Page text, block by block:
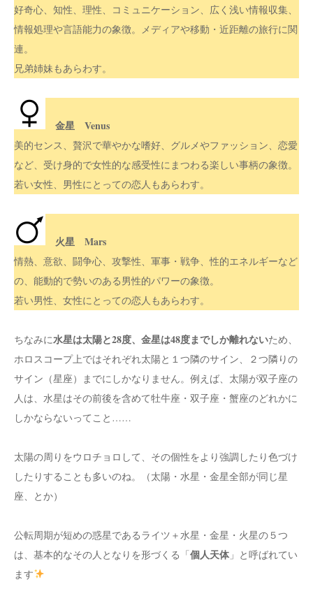
好奇心、知性、理性、コミュニケーション、広く浅い情報収集、
情報処理や言語能力の象徴。メディアや移動・近距離の旅行に関
連。
兄弟姉妹もあらわす。
金星 Venus
美的センス、贅沢で華やかな嗜好、グルメやファッション、恋愛
など、受け身的で女性的な感受性にまつわる楽しい事柄の象徴。
若い女性、男性にとっての恋人もあらわす。
火星 Mars
情熱、意欲、闘争心、攻撃性、軍事・戦争、性的エネルギーなど
の、能動的で勢いのある男性的パワーの象徴。
若い男性、女性にとっての恋人もあらわす。
ちなみに水星は太陽と28度、金星は48度までしか離れないため、
ホロスコープ上ではそれぞれ太陽と１つ隣のサイン、２つ隣りの
サイン（星座）までにしかなりません。例えば、太陽が双子座の
人は、水星はその前後を含めて牡牛座・双子座・蟹座のどれかに
しかならないってこと……
太陽の周りをウロチョロして、その個性をより強調したり色づけ
したりすることも多いのね。（太陽・水星・金星全部が同じ星
座、とか）
公転周期が短めの惑星であるライツ＋水星・金星・火星の５つ
は、基本的なその人となりを形づくる「個人天体」と呼ばれてい
ます